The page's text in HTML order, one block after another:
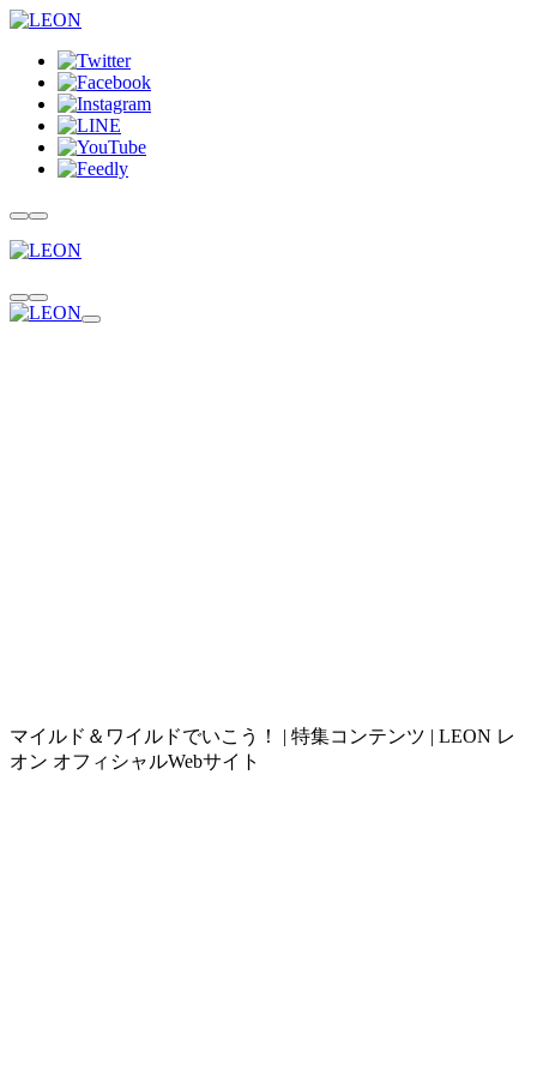
マイルド＆ワイルドでいこう！ | 特集コンテンツ | LEON レ
オン オフィシャルWebサイト